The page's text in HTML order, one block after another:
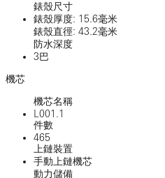
錶殼尺寸
錶殼厚度: 15.6毫米
錶殼直徑: 43.2毫米
防水深度
3巴
機芯
機芯名稱
L001.1
件數
465
上鏈裝置
手動上鏈機芯
動力儲備